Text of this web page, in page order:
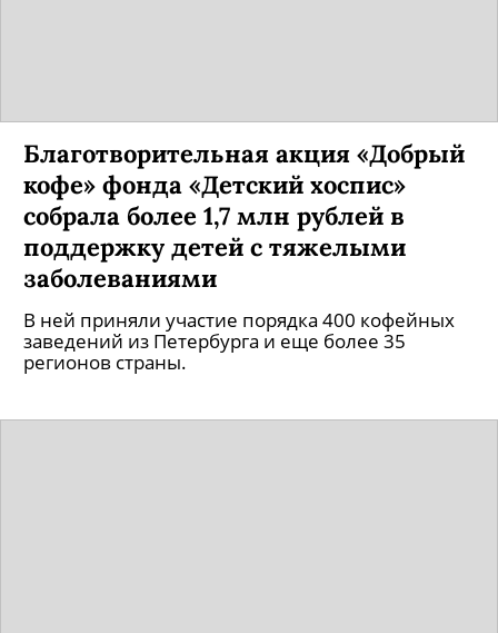
Благотворительная акция «Добрый
кофе» фонда «Детский хоспис»
собрала более 1,7 млн рублей в
поддержку детей с тяжелыми
заболеваниями
В ней приняли участие порядка 400 кофейных
заведений из Петербурга и еще более 35
регионов страны.